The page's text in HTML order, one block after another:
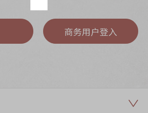
商务用户登入